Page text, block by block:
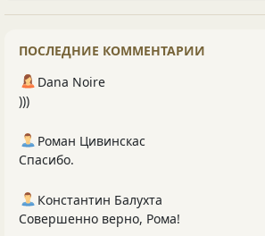
ПОСЛЕДНИЕ КОММЕНТАРИИ
Dana Noire
)))
Роман Цивинскас
Спасибо.
Константин Балухта
Совершенно верно, Рома!